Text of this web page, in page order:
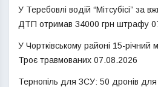
У Теребовлі водій “Мітсубісі” за
ДТП отримав 34000 грн штрафу
У Чортківському районі 15-річний
Троє травмованих 07.08.2026
Тернопіль для ЗСУ: 50 дронів для